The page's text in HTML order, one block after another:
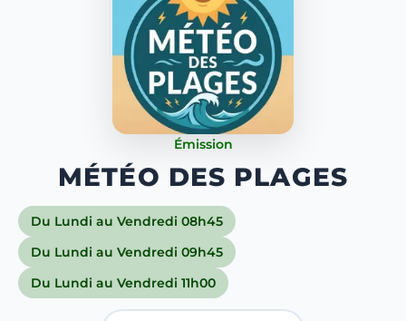
Émission
MÉTÉO DES PLAGES
Du Lundi au Vendredi 08h45
Du Lundi au Vendredi 09h45
Du Lundi au Vendredi 11h00